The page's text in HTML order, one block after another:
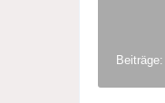
Beiträge